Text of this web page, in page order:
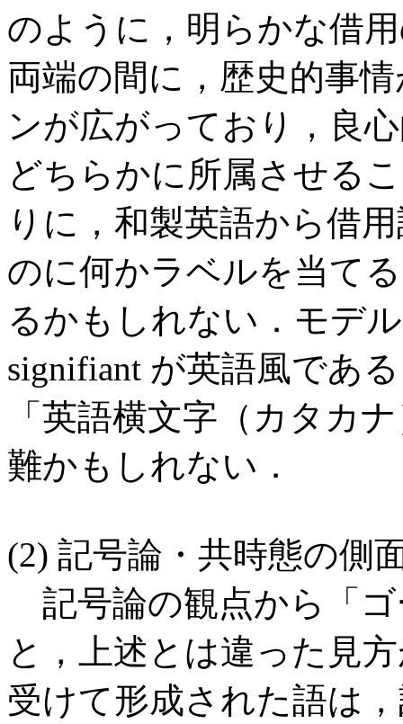
のように，明らかな借
両端の間に，歴史的事
ンが広がっており，良
どちらかに所属させる
りに，和製英語から借
のに何かラベルを当て
るかもしれない．モデ
signifiant が英語風であ
「英語横文字（カタカ
難かもしれない．
(2) 記号論・共時態の側
記号論の観点から「
と，上述とは違った見
受けて形成された語は